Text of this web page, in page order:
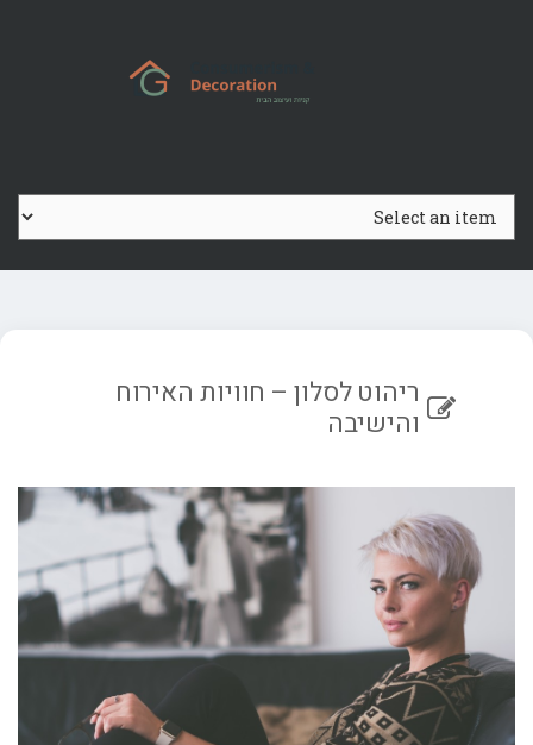
ריהוט לסלון – חוויות האירוח
והישיבה